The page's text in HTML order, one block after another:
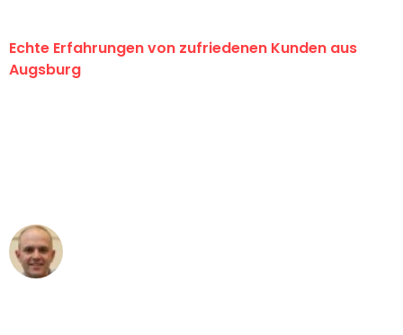
Echte Erfahrungen von zufriedenen Kunden aus
Augsburg